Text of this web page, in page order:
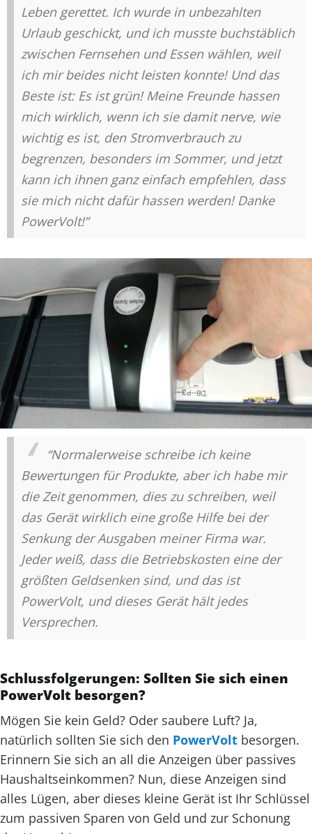
Leben gerettet. Ich wurde in unbezahlten
Urlaub geschickt, und ich musste buchstäblich
zwischen Fernsehen und Essen wählen, weil
ich mir beides nicht leisten konnte! Und das
Beste ist: Es ist grün! Meine Freunde hassen
mich wirklich, wenn ich sie damit nerve, wie
wichtig es ist, den Stromverbrauch zu
begrenzen, besonders im Sommer, und jetzt
kann ich ihnen ganz einfach empfehlen, dass
sie mich nicht dafür hassen werden! Danke
PowerVolt!”
“Normalerweise schreibe ich keine
Bewertungen für Produkte, aber ich habe mir
die Zeit genommen, dies zu schreiben, weil
das Gerät wirklich eine große Hilfe bei der
Senkung der Ausgaben meiner Firma war.
Jeder weiß, dass die Betriebskosten eine der
größten Geldsenken sind, und das ist
PowerVolt, und dieses Gerät hält jedes
Versprechen.
Schlussfolgerungen: Sollten Sie sich einen
PowerVolt besorgen?
Mögen Sie kein Geld? Oder saubere Luft? Ja,
natürlich sollten Sie sich den PowerVolt besorgen.
Erinnern Sie sich an all die Anzeigen über passives
Haushaltseinkommen? Nun, diese Anzeigen sind
alles Lügen, aber dieses kleine Gerät ist Ihr Schlüssel
zum passiven Sparen von Geld und zur Schonung